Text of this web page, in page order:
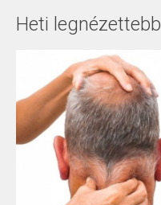
Heti legnézettebb